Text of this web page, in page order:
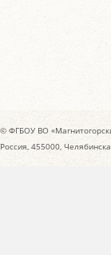
© ФГБОУ ВО
Россия, 455000,